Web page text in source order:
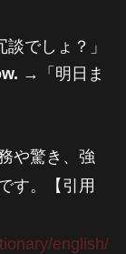
でしょ？」
→「明日ま
や驚き、強
す。【引用
english/